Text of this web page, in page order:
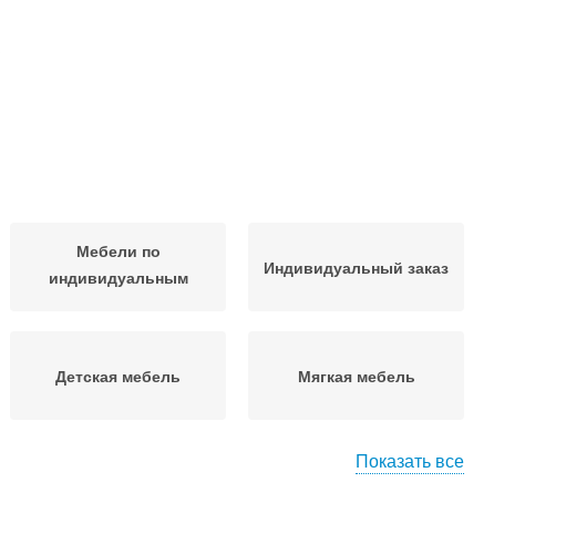
Мебели по
индивидуальным
Индивидуальный заказ
Детская мебель Мягкая мебель
Показать все